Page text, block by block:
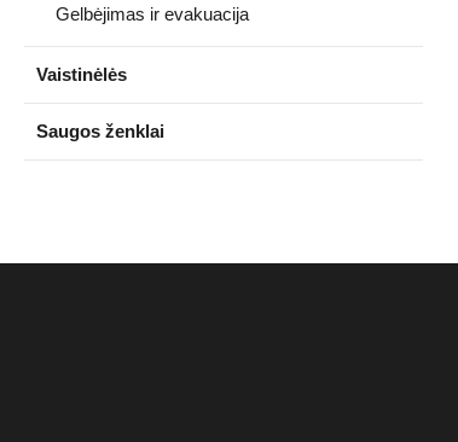
Gelbėjimas ir evakuacija
Vaistinėlės
Saugos ženklai